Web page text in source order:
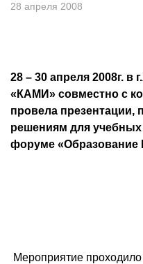
28 апреля 2008
28 – 30 апреля 2008г.
«КАМИ» совместно с
провела
решениям для учебных
форуме
Мероприятие